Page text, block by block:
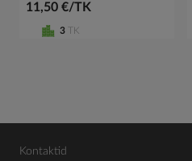
11,50 €/TK
3 TK
Kontaktid